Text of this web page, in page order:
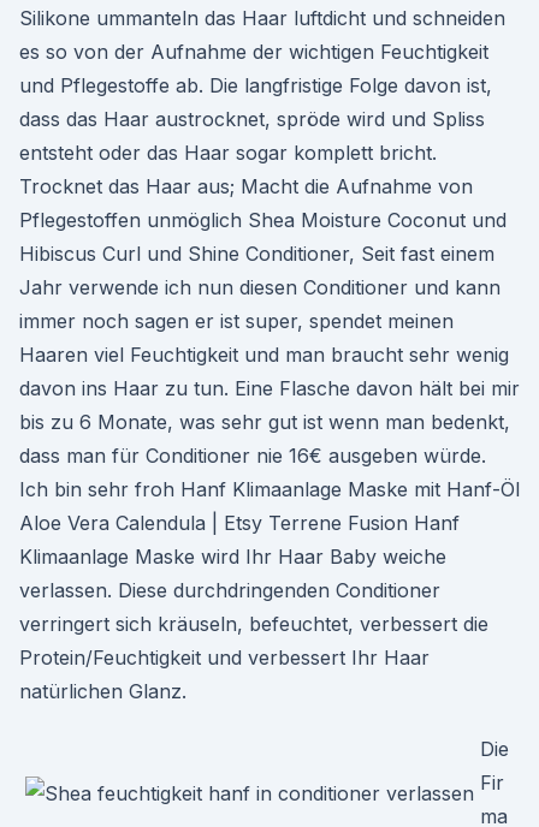
Silikone ummanteln das Haar luftdicht und schneiden
es so von der Aufnahme der wichtigen Feuchtigkeit
und Pflegestoffe ab. Die langfristige Folge davon ist,
dass das Haar austrocknet, spröde wird und Spliss
entsteht oder das Haar sogar komplett bricht.
Trocknet das Haar aus; Macht die Aufnahme von
Pflegestoffen unmöglich Shea Moisture Coconut und
Hibiscus Curl und Shine Conditioner, Seit fast einem
Jahr verwende ich nun diesen Conditioner und kann
immer noch sagen er ist super, spendet meinen
Haaren viel Feuchtigkeit und man braucht sehr wenig
davon ins Haar zu tun. Eine Flasche davon hält bei mir
bis zu 6 Monate, was sehr gut ist wenn man bedenkt,
dass man für Conditioner nie 16€ ausgeben würde.
Ich bin sehr froh Hanf Klimaanlage Maske mit Hanf-Öl
Aloe Vera Calendula | Etsy Terrene Fusion Hanf
Klimaanlage Maske wird Ihr Haar Baby weiche
verlassen. Diese durchdringenden Conditioner
verringert sich kräuseln, befeuchtet, verbessert die
Protein/Feuchtigkeit und verbessert Ihr Haar
natürlichen Glanz.
Die
Fir
ma